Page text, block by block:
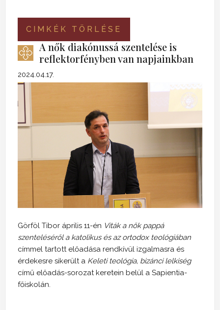
CIMKÉK TÖRLÉSE
A nők diakónussá szentelése is
reflektorfényben van napjainkban
2024.04.17.
Görföl Tibor április 11-én Viták a nők pappá
szenteléséről a katolikus és az ortodox teológiában
címmel tartott előadása rendkívül izgalmasra és
érdekesre sikerült a Keleti teológia, bizánci lelkiség
című előadás-sorozat keretein belül a Sapientia-
főiskolán.